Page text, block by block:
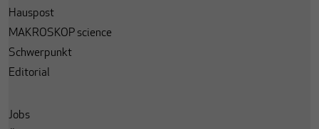
Hauspost
MAKROSKOP science
Schwerpunkt
Editorial
Jobs